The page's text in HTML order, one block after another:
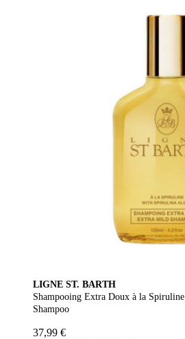
LIGNE ST. BARTH
Shampooing Extra Doux à la Spiruline
Shampoo
37,99 €